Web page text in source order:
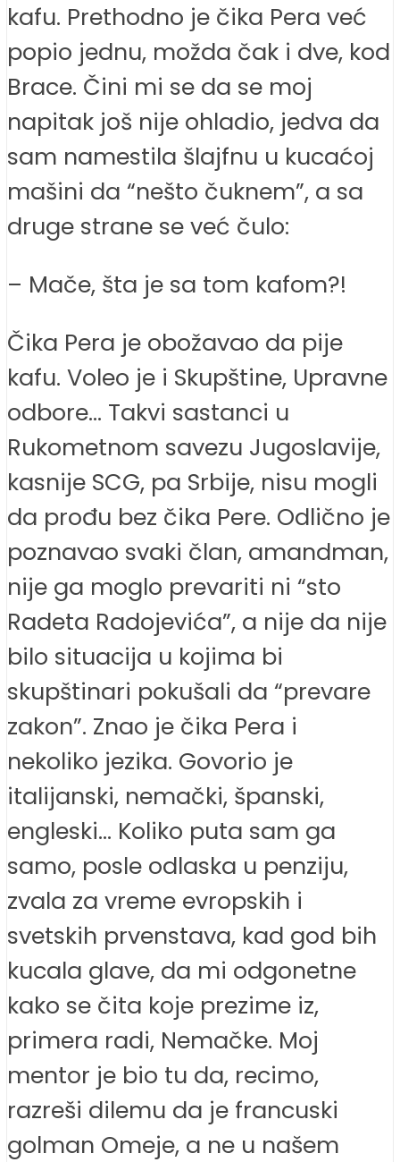
kafu. Prethodno je čika Pera već
popio jednu, možda čak i dve, kod
Brace. Čini mi se da se moj
napitak još nije ohladio, jedva da
sam namestila šlajfnu u kucaćoj
mašini da “nešto čuknem”, a sa
druge strane se već čulo:
– Mače, šta je sa tom kafom?!
Čika Pera je obožavao da pije
kafu. Voleo je i Skupštine, Upravne
odbore… Takvi sastanci u
Rukometnom savezu Jugoslavije,
kasnije SCG, pa Srbije, nisu mogli
da prođu bez čika Pere. Odlično je
poznavao svaki član, amandman,
nije ga moglo prevariti ni “sto
Radeta Radojevića”, a nije da nije
bilo situacija u kojima bi
skupštinari pokušali da “prevare
zakon”. Znao je čika Pera i
nekoliko jezika. Govorio je
italijanski, nemački, španski,
engleski… Koliko puta sam ga
samo, posle odlaska u penziju,
zvala za vreme evropskih i
svetskih prvenstava, kad god bih
kucala glave, da mi odgonetne
kako se čita koje prezime iz,
primera radi, Nemačke. Moj
mentor je bio tu da, recimo,
razreši dilemu da je francuski
golman Omeje, a ne u našem